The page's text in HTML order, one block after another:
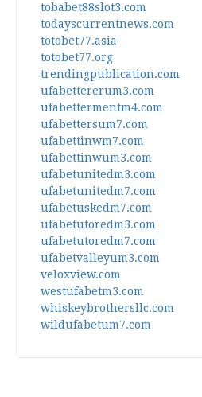
tobabet88slot3.com
todayscurrentnews.com
totobet77.asia
totobet77.org
trendingpublication.com
ufabettererum3.com
ufabettermentm4.com
ufabettersum7.com
ufabettinwm7.com
ufabettinwum3.com
ufabetunitedm3.com
ufabetunitedm7.com
ufabetuskedm7.com
ufabetutoredm3.com
ufabetutoredm7.com
ufabetvalleyum3.com
veloxview.com
westufabetm3.com
whiskeybrothersllc.com
wildufabetum7.com